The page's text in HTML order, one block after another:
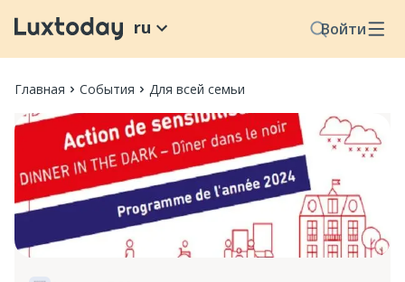
Войти
ru
Главная События Для всей семьи